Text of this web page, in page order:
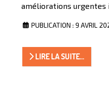
améliorations urgentes
PUBLICATION : 9 AVRIL
LIRE LA SUITE...